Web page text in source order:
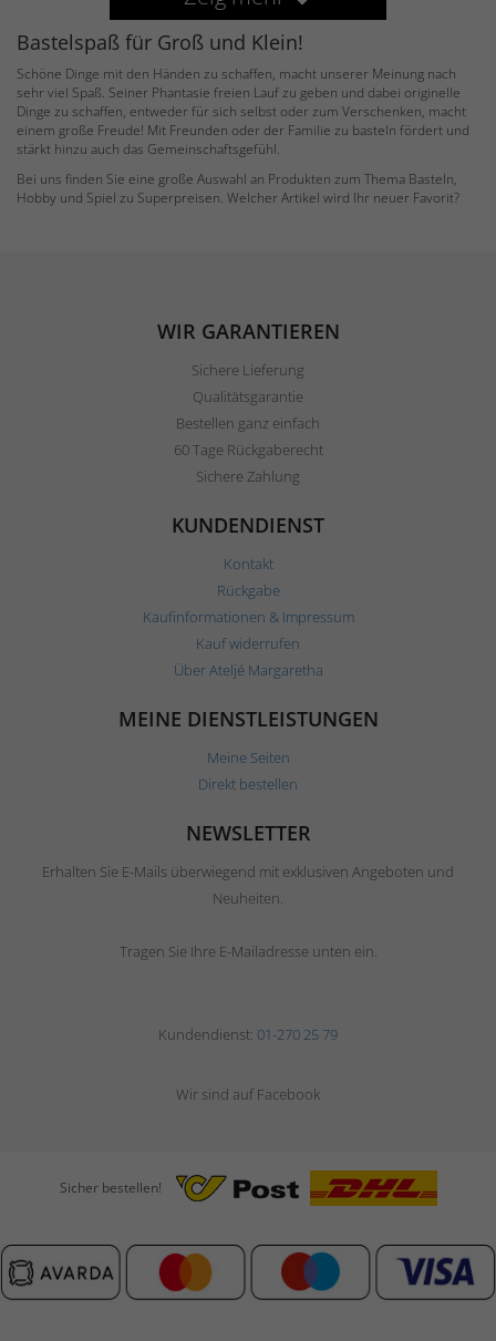
Bastelspaß für Groß und Klein!
Schöne Dinge mit den Händen zu schaffen, macht unserer Meinung nach
sehr viel Spaß. Seiner Phantasie freien Lauf zu geben und dabei originelle
Dinge zu schaffen, entweder für sich selbst oder zum Verschenken, macht
einem große Freude! Mit Freunden oder der Familie zu basteln fördert und
stärkt hinzu auch das Gemeinschaftsgefühl.
Bei uns finden Sie eine große Auswahl an Produkten zum Thema Basteln,
Hobby und Spiel zu Superpreisen. Welcher Artikel wird Ihr neuer Favorit?
WIR GARANTIEREN
Sichere Lieferung
Qualitätsgarantie
Bestellen ganz einfach
60 Tage Rückgaberecht
Sichere Zahlung
KUNDENDIENST
Kontakt
Rückgabe
Kaufinformationen & Impressum
Kauf widerrufen
Über Ateljé Margaretha
MEINE DIENSTLEISTUNGEN
Meine Seiten
Direkt bestellen
NEWSLETTER
Erhalten Sie E-Mails überwiegend mit exklusiven Angeboten und
Neuheiten.
Tragen Sie Ihre E-Mailadresse unten ein.
Kundendienst: 01-270 25 79
Wir sind auf Facebook
Sicher bestellen!